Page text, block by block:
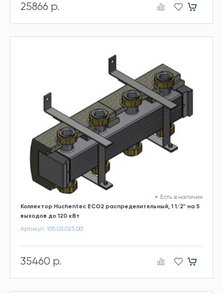
25866 р.
Есть в наличии
Коллектор Huchentec ECO2 распределительный, 1 1/2" на 5
выходов до 120 кВт
Артикул: 105.03.025.00
35460 р.